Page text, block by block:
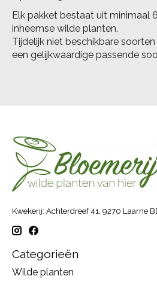
Elk pakket bestaat uit minimaal
inheemse wilde planten.
Tijdelijk niet beschikbare
een gelijkwaardige passende
Kwekerij: Achterdreef 41, 9270 Laarne
Categorieën
Wilde planten